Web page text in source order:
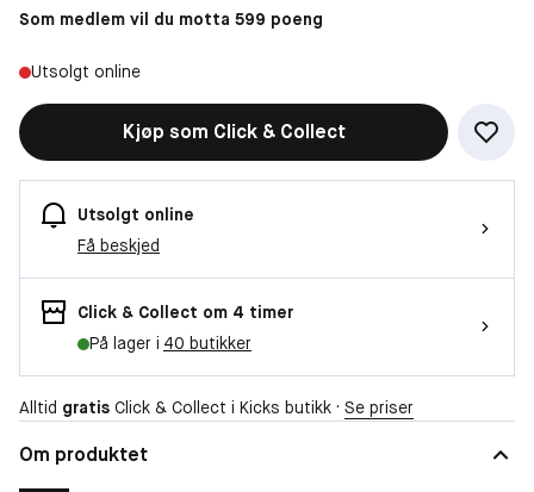
Som medlem vil du motta 599 poeng
Utsolgt online
Kjøp som Click & Collect
Utsolgt online
Få beskjed
Click & Collect om 4 timer
På lager i 40 butikker
Alltid gratis Click & Collect i Kicks butikk · Se priser
Om produktet